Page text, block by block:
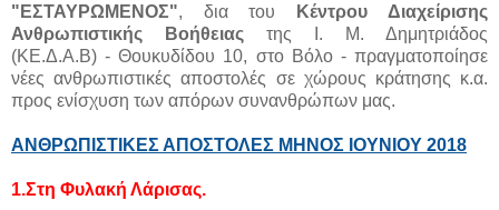
"ΕΣΤΑΥΡΩΜΕΝΟΣ", δια του Κέντρου
Διαχείρισης
Ανθρωπιστικής Βοήθειας της Ι. Μ. Δημητριάδος
(ΚΕ.Δ.Α.Β) - Θουκυδίδου 10, στο Βόλο - πραγματοποίησε
νέες ανθρωπιστικές αποστολές σε χώρους κράτησης κ.α.
προς ενίσχυση των απόρων συνανθρώπων μας.
ΑΝΘΡΩΠΙΣΤΙΚΕΣ ΑΠΟΣΤΟΛΕΣ ΜΗΝΟΣ ΙΟΥΝΙΟΥ 2018
1.Στη Φυλακή Λάρισας.